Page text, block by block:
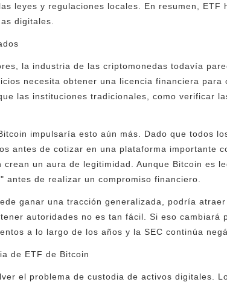
leyes y regulaciones locales. En resumen,
digitales.
la industria de las criptomonedas todavía
necesita obtener una licencia financiera
las instituciones tradicionales, como verificar
impulsaría esto aún más. Dado que todos
antes de cotizar en una plataforma importante
crean un aura de legitimidad. Aunque Bitcoin es
antes de realizar un compromiso financiero.
ganar una tracción generalizada, podría
autoridades no es tan fácil. Si eso cambiará
a lo largo de los años y la SEC continúa
de ETF de Bitcoin
el problema de custodia de activos digitales.